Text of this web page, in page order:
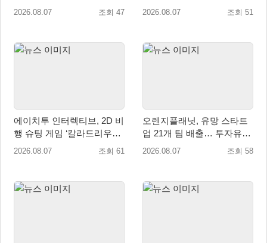
2026.08.07 조회 47 2026.08.07 조회 51
에이치투 인터렉티브, 2D 비
행 슈팅 게임 ‘칼라드리우스
2/다크 엘레멘트’ 올 겨울 전
2026.08.07 조회 61
오렌지플래닛, 유망 스타트
업 21개 팀 배출… 투자유치∙
매출성장 성과 눈길
2026.08.07 조회 58